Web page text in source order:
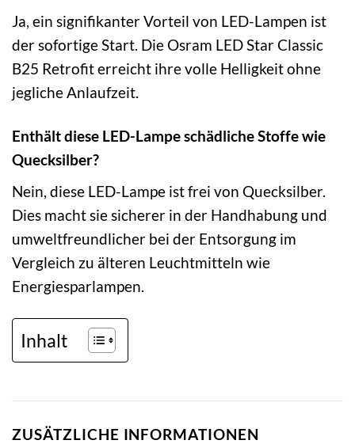
Ja, ein signifikanter Vorteil von LED-Lampen ist
der sofortige Start. Die Osram LED Star Classic
B25 Retrofit erreicht ihre volle Helligkeit ohne
jegliche Anlaufzeit.
Enthält diese LED-Lampe schädliche Stoffe wie
Quecksilber?
Nein, diese LED-Lampe ist frei von Quecksilber.
Dies macht sie sicherer in der Handhabung und
umweltfreundlicher bei der Entsorgung im
Vergleich zu älteren Leuchtmitteln wie
Energiesparlampen.
Inhalt
ZUSÄTZLICHE INFORMATIONEN